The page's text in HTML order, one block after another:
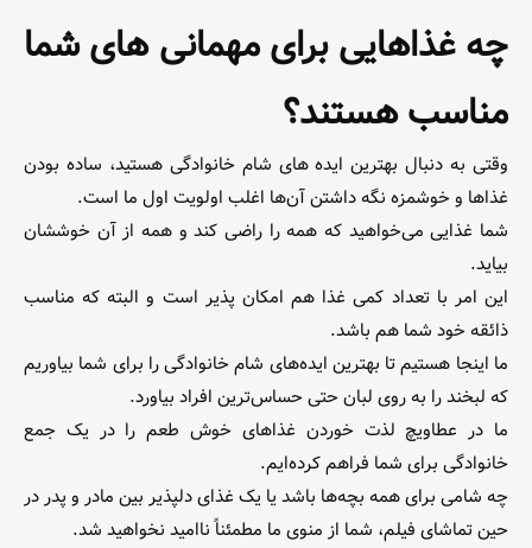
چه غذاهایی برای مهمانی های شما
مناسب هستند؟
وقتی به دنبال بهترین ایده های شام خانوادگی هستید، ساده بودن
غذاها و خوشمزه نگه داشتن آن‌ها اغلب اولویت اول ما است.
شما غذایی می‌خواهید که همه را راضی کند و همه از آن خوششان
بیاید.
این امر با تعداد کمی غذا هم امکان پذیر است و البته که مناسب
ذائقه خود شما هم باشد.
ما اینجا هستیم تا بهترین ایده‌های شام خانوادگی را برای شما بیاوریم
که لبخند را به روی لبان حتی حساس‌ترین افراد بیاورد.
ما در عطاویچ لذت خوردن غذاهای خوش طعم را در یک جمع
خانوادگی برای شما فراهم کرده‌ایم.
چه شامی برای همه بچه‌ها باشد یا یک غذای دلپذیر بین مادر و پدر در
حین تماشای فیلم، شما از منوی ما مطمئناً ناامید نخواهید شد.